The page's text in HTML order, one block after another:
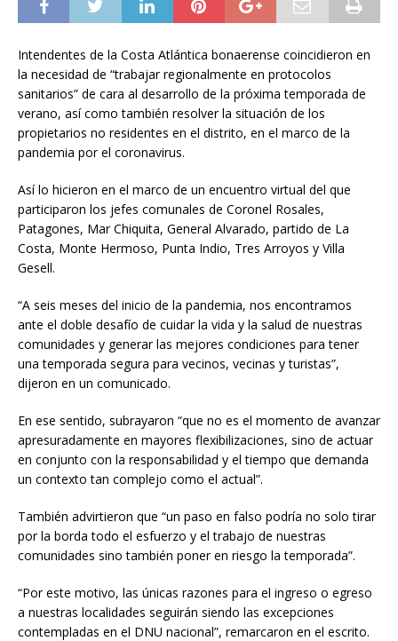
Intendentes de la Costa Atlántica bonaerense coincidieron en
la necesidad de “trabajar regionalmente en protocolos
sanitarios” de cara al desarrollo de la próxima temporada de
verano, así como también resolver la situación de los
propietarios no residentes en el distrito, en el marco de la
pandemia por el coronavirus.
Así lo hicieron en el marco de un encuentro virtual del que
participaron los jefes comunales de Coronel Rosales,
Patagones, Mar Chiquita, General Alvarado, partido de La
Costa, Monte Hermoso, Punta Indio, Tres Arroyos y Villa
Gesell.
“A seis meses del inicio de la pandemia, nos encontramos
ante el doble desafío de cuidar la vida y la salud de nuestras
comunidades y generar las mejores condiciones para tener
una temporada segura para vecinos, vecinas y turistas”,
dijeron en un comunicado.
En ese sentido, subrayaron “que no es el momento de avanzar
apresuradamente en mayores flexibilizaciones, sino de actuar
en conjunto con la responsabilidad y el tiempo que demanda
un contexto tan complejo como el actual”.
También advirtieron que “un paso en falso podría no solo tirar
por la borda todo el esfuerzo y el trabajo de nuestras
comunidades sino también poner en riesgo la temporada”.
“Por este motivo, las únicas razones para el ingreso o egreso
a nuestras localidades seguirán siendo las excepciones
contempladas en el DNU nacional”, remarcaron en el escrito.